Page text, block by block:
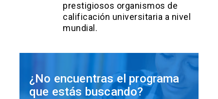
prestigiosos organismos de
calificación universitaria a nivel
mundial.
¿No encuentras el programa
que estás buscando?